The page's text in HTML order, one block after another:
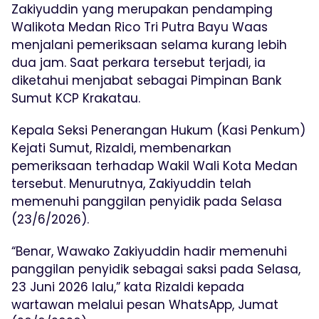
Zakiyuddin yang merupakan pendamping
Walikota Medan Rico Tri Putra Bayu Waas
menjalani pemeriksaan selama kurang lebih
dua jam. Saat perkara tersebut terjadi, ia
diketahui menjabat sebagai Pimpinan Bank
Sumut KCP Krakatau.
Kepala Seksi Penerangan Hukum (Kasi Penkum)
Kejati Sumut, Rizaldi, membenarkan
pemeriksaan terhadap Wakil Wali Kota Medan
tersebut. Menurutnya, Zakiyuddin telah
memenuhi panggilan penyidik pada Selasa
(23/6/2026).
“Benar, Wawako Zakiyuddin hadir memenuhi
panggilan penyidik sebagai saksi pada Selasa,
23 Juni 2026 lalu,” kata Rizaldi kepada
wartawan melalui pesan WhatsApp, Jumat